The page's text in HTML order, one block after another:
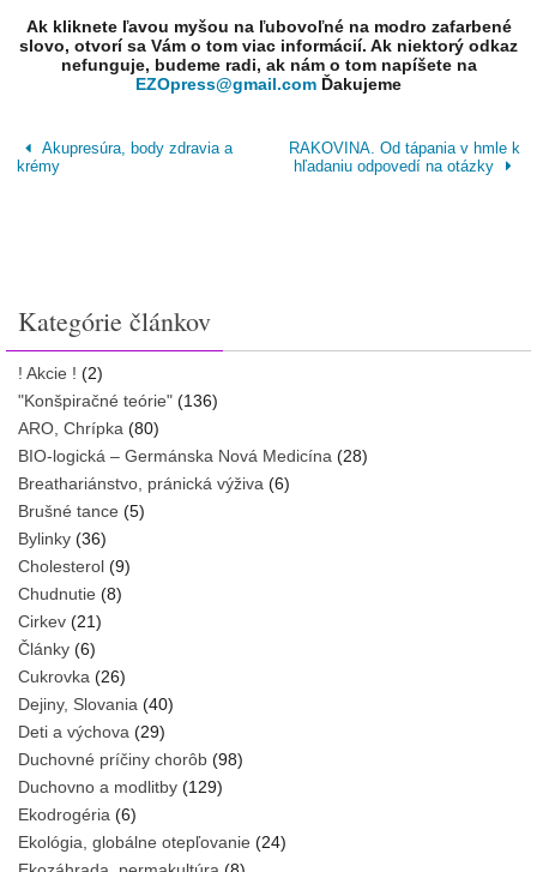
Ak kliknete ľavou myšou na ľubovoľné na modro zafarbené
slovo, otvorí sa Vám o tom viac informácií. Ak niektorý odkaz
nefunguje, budeme radi, ak nám o tom napíšete na
EZOpress@gmail.com Ďakujeme
Akupresúra, body zdravia a
krémy
RAKOVINA. Od tápania v hmle k
hľadaniu odpovedí na otázky
Kategórie článkov
! Akcie ! (2)
"Konšpiračné teórie" (136)
ARO, Chrípka (80)
BIO-logická – Germánska Nová Medicína (28)
Breathariánstvo, pránická výživa (6)
Brušné tance (5)
Bylinky (36)
Cholesterol (9)
Chudnutie (8)
Cirkev (21)
Články (6)
Cukrovka (26)
Dejiny, Slovania (40)
Deti a výchova (29)
Duchovné príčiny chorôb (98)
Duchovno a modlitby (129)
Ekodrogéria (6)
Ekológia, globálne otepľovanie (24)